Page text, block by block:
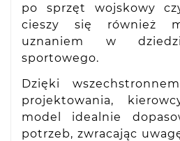
po sprzęt wojskowy
cieszy się również
uznaniem w
sportowego.
Dzięki
projektowania,
model idealnie
potrzeb, zwracając